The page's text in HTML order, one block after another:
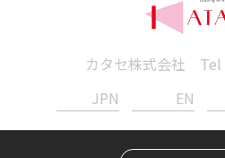
カタセ株式会社 Tel
JPN
EN